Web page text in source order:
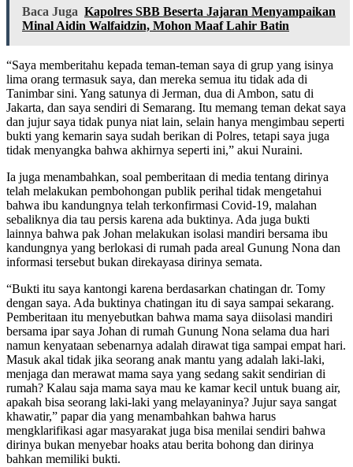
Baca Juga Kapolres SBB Beserta Jajaran Menyampaikan
Minal Aidin Walfaidzin, Mohon Maaf Lahir Batin
“Saya memberitahu kepada teman-teman saya di grup yang isinya
lima orang termasuk saya, dan mereka semua itu tidak ada di
Tanimbar sini. Yang satunya di Jerman, dua di Ambon, satu di
Jakarta, dan saya sendiri di Semarang. Itu memang teman dekat saya
dan jujur saya tidak punya niat lain, selain hanya mengimbau seperti
bukti yang kemarin saya sudah berikan di Polres, tetapi saya juga
tidak menyangka bahwa akhirnya seperti ini,” akui Nuraini.
Ia juga menambahkan, soal pemberitaan di media tentang dirinya
telah melakukan pembohongan publik perihal tidak mengetahui
bahwa ibu kandungnya telah terkonfirmasi Covid-19, malahan
sebaliknya dia tau persis karena ada buktinya. Ada juga bukti
lainnya bahwa pak Johan melakukan isolasi mandiri bersama ibu
kandungnya yang berlokasi di rumah pada areal Gunung Nona dan
informasi tersebut bukan direkayasa dirinya semata.
“Bukti itu saya kantongi karena berdasarkan chatingan dr. Tomy
dengan saya. Ada buktinya chatingan itu di saya sampai sekarang.
Pemberitaan itu menyebutkan bahwa mama saya diisolasi mandiri
bersama ipar saya Johan di rumah Gunung Nona selama dua hari
namun kenyataan sebenarnya adalah dirawat tiga sampai empat hari.
Masuk akal tidak jika seorang anak mantu yang adalah laki-laki,
menjaga dan merawat mama saya yang sedang sakit sendirian di
rumah? Kalau saja mama saya mau ke kamar kecil untuk buang air,
apakah bisa seorang laki-laki yang melayaninya? Jujur saya sangat
khawatir,” papar dia yang menambahkan bahwa harus
mengklarifikasi agar masyarakat juga bisa menilai sendiri bahwa
dirinya bukan menyebar hoaks atau berita bohong dan dirinya
bahkan memiliki bukti.